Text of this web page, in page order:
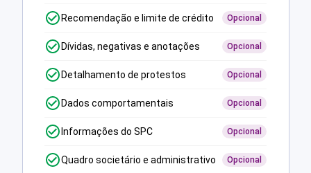
Recomendação e limite de crédito Opcional
Dívidas, negativas e anotações Opcional
Detalhamento de protestos Opcional
Dados comportamentais Opcional
Informações do SPC Opcional
Quadro societário e administrativo Opcional